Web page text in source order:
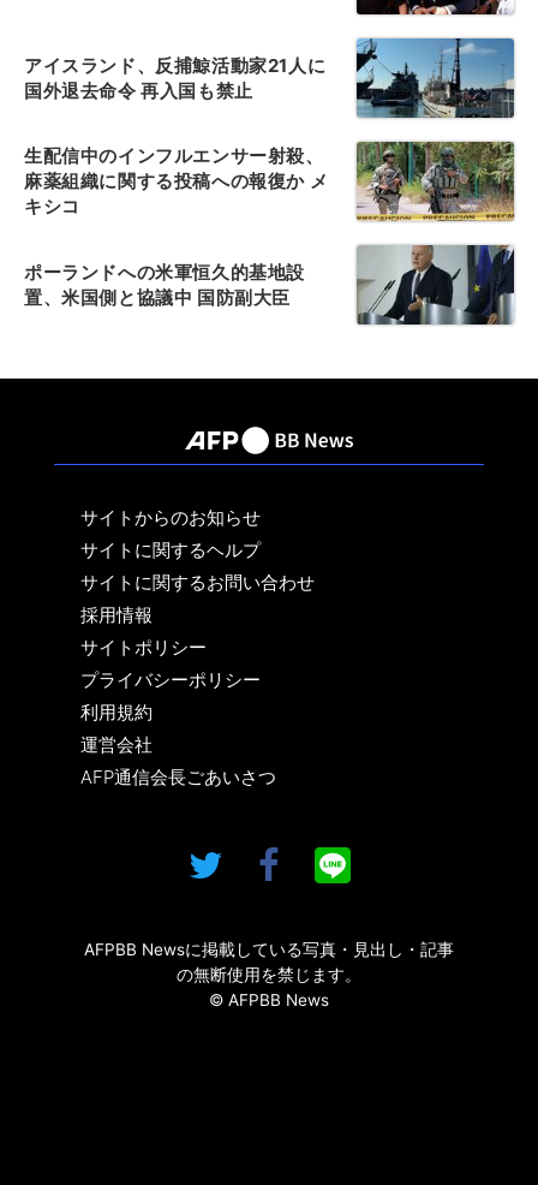
アイスランド、反捕鯨活動家21人に
国外退去命令 再入国も禁止
生配信中のインフルエンサー射殺、
麻薬組織に関する投稿への報復か メ
キシコ
ポーランドへの米軍恒久的基地設
置、米国側と協議中 国防副大臣
サイトからのお知らせ
サイトに関するヘルプ
サイトに関するお問い合わせ
採用情報
サイトポリシー
プライバシーポリシー
利用規約
運営会社
AFP通信会長ごあいさつ
AFPBB Newsに掲載している写真・見出し・記事
の無断使用を禁じます。
© AFPBB News